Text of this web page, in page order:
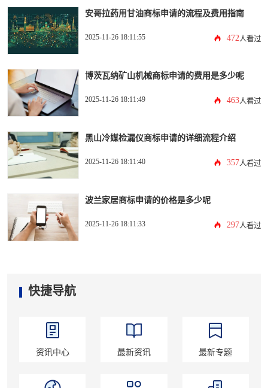
安哥拉药用甘油商标申请的流程及费用指南
2025-11-26 18:11:55 472 人看过
博茨瓦纳矿山机械商标申请的费用是多少呢
2025-11-26 18:11:49 463人看过
黑山冷媒检漏仪商标申请的详细流程介绍
2025-11-26 18:11:40 357人看过
波兰家居商标申请的价格是多少呢
2025-11-26 18:11:33 297人看过
快捷导航
资讯中心 最新资讯 最新专题